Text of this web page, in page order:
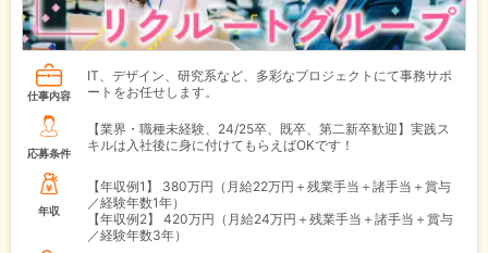
仕事内容
IT、デザイン、研究系など、多彩なプロジェクトにて事務サポ
ートをお任せします。
応募条件
【業界・職種未経験、24/25卒、既卒、第二新卒歓迎】実践ス
キルは入社後に身に付けてもらえばOKです！
年収
【年収例1】
380万円（月給22万円＋残業手当＋諸手当＋賞与
／経験年数1年）
【年収例2】
420万円（月給24万円＋残業手当＋諸手当＋賞与
／経験年数3年）